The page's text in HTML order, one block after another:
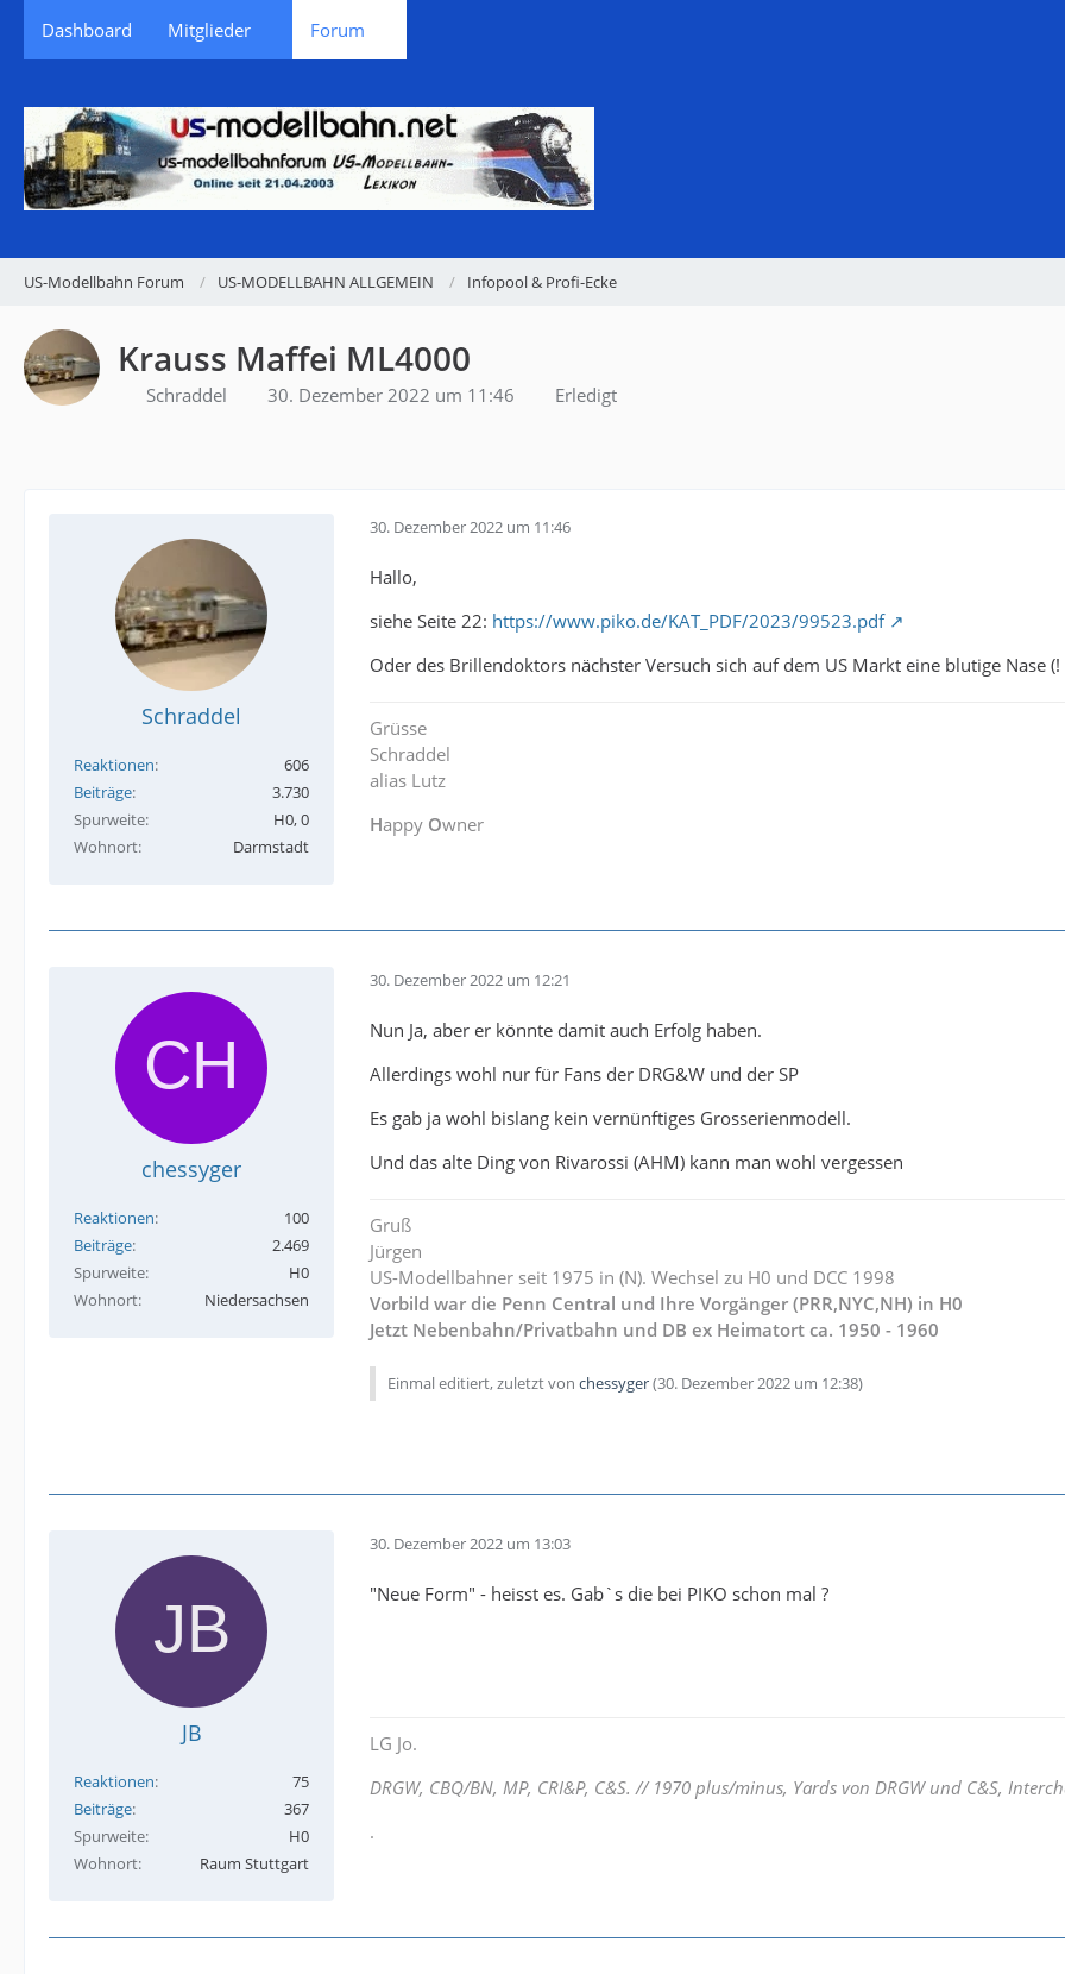
Dashboard Mitglieder Forum
US-Modellbahn Forum US-MODELLBAHN ALLGEMEIN Infopool & Profi-Ecke
Krauss Maffei ML4000
Schraddel 30. Dezember 2022 um 11:46 Erledigt
Schraddel
Reaktionen
606
Beiträge
3.730
Spurweite
H0, 0
Wohnort
Darmstadt
30. Dezember 2022 um 11:46
Hallo,
siehe Seite 22: https://www.piko.de/KAT_PDF/2023/99523.pdf
Oder des Brillendoktors nächster Versuch sich auf dem US Markt eine blutige Nase
Grüsse
Schraddel
alias Lutz
Happy Owner
chessyger
Reaktionen
100
Beiträge
2.469
Spurweite
H0
Wohnort
Niedersachsen
30. Dezember 2022 um 12:21
Nun Ja, aber er könnte damit auch Erfolg haben.
Allerdings wohl nur für Fans der DRG&W und der SP
Es gab ja wohl bislang kein vernünftiges Grosserienmodell.
Und das alte Ding von Rivarossi (AHM) kann man wohl vergessen
Gruß
Jürgen
US-Modellbahner seit 1975 in (N). Wechsel zu H0 und DCC 1998
Vorbild war die Penn Central und Ihre Vorgänger (PRR,NYC,NH) in H0
Jetzt Nebenbahn/Privatbahn und DB ex Heimatort ca. 1950 - 1960
Einmal editiert, zuletzt von chessyger(30. Dezember 2022 um 12:38)
JB
Reaktionen
75
Beiträge
367
Spurweite
H0
Wohnort
Raum Stuttgart
30. Dezember 2022 um 13:03
"Neue Form" - heisst es. Gab`s die bei PIKO schon mal ?
LG Jo.
DRGW, CBQ/BN, MP, CRI&P, C&S. // 1970 plus/minus, Yards von DRGW und C&S,
.